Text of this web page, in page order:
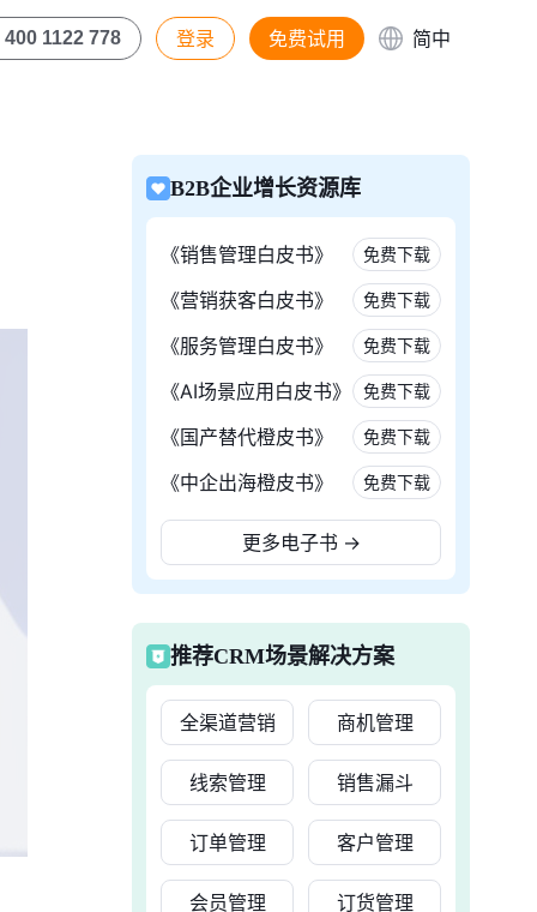
400 1122 778 登录 免费试用 简中
B2B企业增长资源库
《销售管理白皮书》 免费下载
《营销获客白皮书》 免费下载
《服务管理白皮书》 免费下载
《AI场景应用白皮书》 免费下载
《国产替代橙皮书》 免费下载
《中企出海橙皮书》 免费下载
更多电子书 →
推荐CRM场景解决方案
全渠道营销 商机管理
线索管理 销售漏斗
订单管理 客户管理
会员管理 订货管理